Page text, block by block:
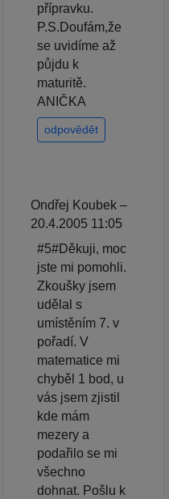
přípravku.
P.S.Doufám,že
se uvidíme až
půjdu k
maturitě.
ANIČKA
odpovědět
Ondřej Koubek –
20.4.2005 11:05
#5#Děkuji, moc
jste mi pomohli.
Zkoušky jsem
udělal s
umístěním 7. v
pořadí. V
matematice mi
chyběl 1 bod, u
vás jsem zjistil
kde mám
mezery a
podařilo se mi
všechno
dohnat. Pošlu k